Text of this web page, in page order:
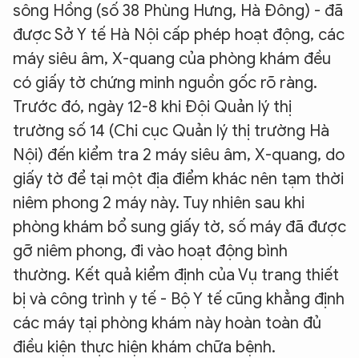
sông Hồng (số 38 Phùng Hưng, Hà Đông) - đã
được Sở Y tế Hà Nội cấp phép hoạt động, các
máy siêu âm, X-quang của phòng khám đều
có giấy tờ chứng minh nguồn gốc rõ ràng.
Trước đó, ngày 12-8 khi Đội Quản lý thị
trường số 14 (Chi cục Quản lý thị trường Hà
Nội) đến kiểm tra 2 máy siêu âm, X-quang, do
giấy tờ để tại một địa điểm khác nên tạm thời
niêm phong 2 máy này. Tuy nhiên sau khi
phòng khám bổ sung giấy tờ, số máy đã được
gỡ niêm phong, đi vào hoạt động bình
thường. Kết quả kiểm định của Vụ trang thiết
bị và công trình y tế - Bộ Y tế cũng khẳng định
các máy tại phòng khám này hoàn toàn đủ
điều kiện thực hiện khám chữa bệnh.